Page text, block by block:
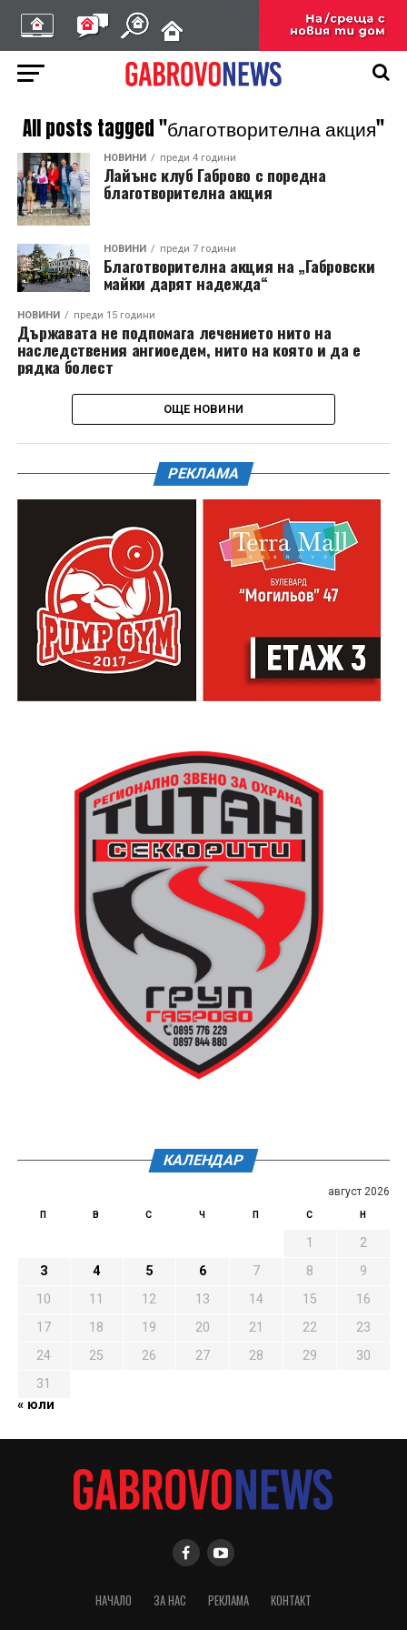
All posts tagged "благотворителна акция"
НОВИНИ преди 4 години
Лайънс клуб Габрово с поредна
благотворителна акция
НОВИНИ преди 7 години
Благотворителна акция на „Габровски
майки дарят надежда“
НОВИНИ преди 15 години
Държавата не подпомага лечението нито на
наследствения ангиоедем, нито на която и да е
рядка болест
ОЩЕ НОВИНИ
РЕКЛАМА
КАЛЕНДАР
август 2026
П В С Ч П С Н
1
2
3
4 5 6 7 8
9
10
11 12 13 14 15
16
17
18 19 20 21 22
23
24
25 26 27 28 29
30
31
« юли
НАЧАЛО ЗА НАС РЕКЛАМА КОНТАКТ